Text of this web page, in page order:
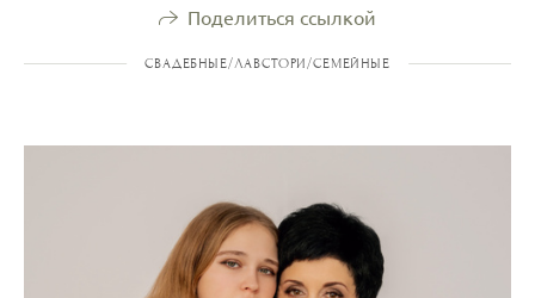
Поделиться ссылкой
СВАДЕБНЫЕ/ЛАВСТОРИ/СЕМЕЙНЫЕ